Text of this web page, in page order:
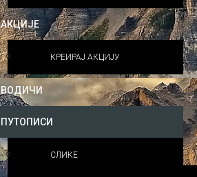
АКЦИЈЕ
КРЕИРАЈ АКЦИЈУ
ВОДИЧИ
ПУТОПИСИ
СЛИКЕ